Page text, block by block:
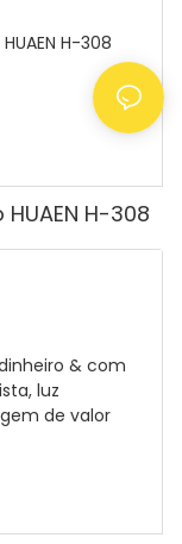
H-308